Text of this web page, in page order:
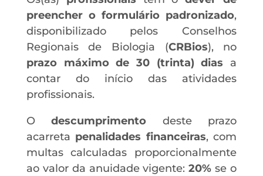
preencher o formulário padronizado,
disponibilizado pelos Conselhos
Regionais de Biologia (CRBios), no
prazo máximo de 30 (trinta) dias a
contar do início das atividades
profissionais.
Odescumprimento deste prazo
acarreta penalidades financeiras, com
multas calculadas proporcionalmente
ao valor da anuidade vigente:20% se o